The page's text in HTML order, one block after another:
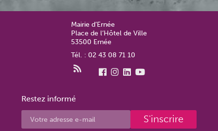
Mairie d’Ernée
Place de l’Hôtel de Ville
53500 Ernée
Tél. : 02 43 08 71 10
Restez informé
S'inscrire